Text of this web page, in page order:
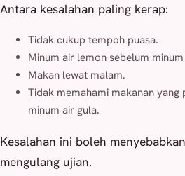
Antara kesalahan paling kerap:
Tidak cukup tempoh puasa.
Minum air lemon sebelum
Makan lewat malam.
Tidak memahami makanan
minum air gula.
Kesalahan ini boleh
mengulang ujian.